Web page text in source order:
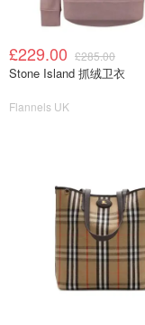
£229.00 £285.00
Stone Island 抓绒卫衣
Flannels UK